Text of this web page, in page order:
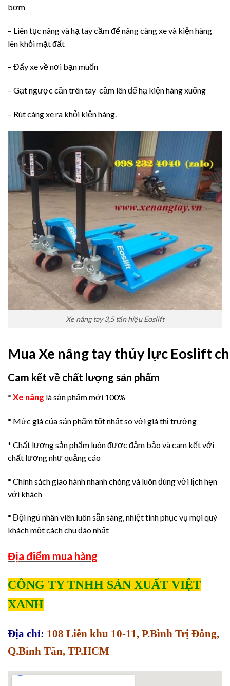
bơm
– Liên tục nâng và hạ tay cầm để nâng càng xe và kiện hàng
lên khỏi mặt đất
– Đẩy xe về nơi bạn muốn
– Gạt ngược cần trên tay cầm lên để hạ kiện hàng xuống
– Rút càng xe ra khỏi kiện hàng.
Xe nâng tay 3,5 tấn hiệu Eoslift
Mua Xe nâng tay thủy lực Eoslift
Cam kết về chất lượng sản phẩm
* Xe nâng là sản phẩm mới 100%
* Mức giá của sản phẩm tốt nhất so với giá thị trường
* Chất lượng sản phẩm luôn được đảm bảo và cam kết với
chất lương như quảng cáo
* Chính sách giao hành nhanh chóng và luôn đúng với lịch hẹn
với khách
* Đội ngủ nhân viên luôn sẵn sàng, nhiệt tình phục vụ mọi quý
khách một cách chu đáo nhất
Địa điểm mua hàng
CÔNG TY TNHH SẢN XUẤT VIỆT
XANH
Địa chỉ: 108 Liên khu 10-11, P.Bình Trị Đông,
Q.Bình Tân, TP.HCM